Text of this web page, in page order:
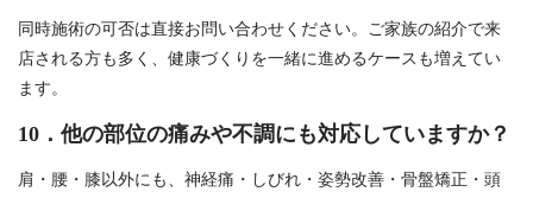
同時施術の可否は直接お問い合わせください。ご家族の紹介で来
店される方も多く、健康づくりを一緒に進めるケースも増えてい
ます。
10．他の部位の痛みや不調にも対応していますか？
肩・腰・膝以外にも、神経痛・しびれ・姿勢改善・骨盤矯正・頭